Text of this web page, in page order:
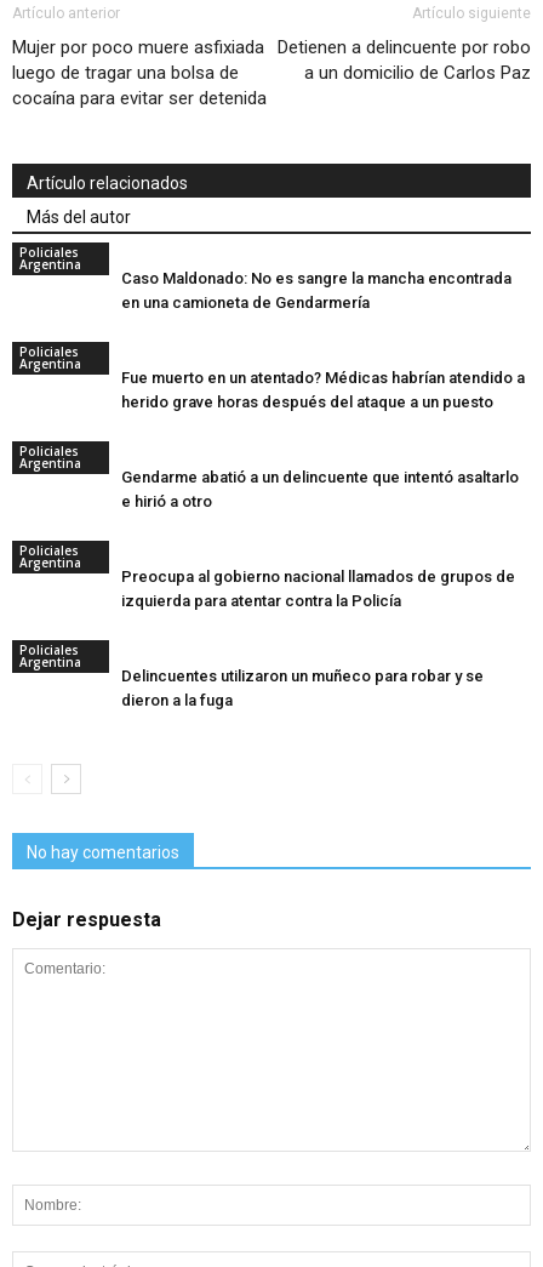
Artículo anterior
Mujer por poco muere asfixiada
luego de tragar una bolsa de
cocaína para evitar ser detenida
Artículo siguiente
Detienen a delincuente por robo
a un domicilio de Carlos Paz
Artículo relacionados
Más del autor
Policiales
Argentina
Caso Maldonado: No es sangre la mancha encontrada
en una camioneta de Gendarmería
Policiales
Argentina
Fue muerto en un atentado? Médicas habrían atendido a
herido grave horas después del ataque a un puesto
Policiales
Argentina
Gendarme abatió a un delincuente que intentó asaltarlo
e hirió a otro
Policiales
Argentina
Preocupa al gobierno nacional llamados de grupos de
izquierda para atentar contra la Policía
Policiales
Argentina
Delincuentes utilizaron un muñeco para robar y se
dieron a la fuga
No hay comentarios
Dejar respuesta